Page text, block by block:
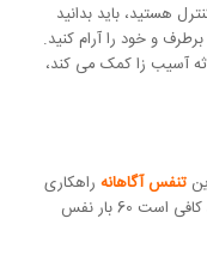
هستید، باید بدانید
برطرف و خود را آرام کنید.
آسیب زا کمک می کند،
تنفس آگاهانهراهکاری
مناسب و سریع برای آرام‌سازی خود است. فقط کافی است 60 بار نفس